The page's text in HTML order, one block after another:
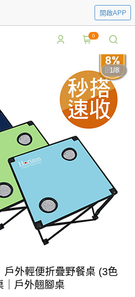
開啟APP
0
1/8
戶外輕便折疊野餐桌 (3色
｜戶外翹腳桌